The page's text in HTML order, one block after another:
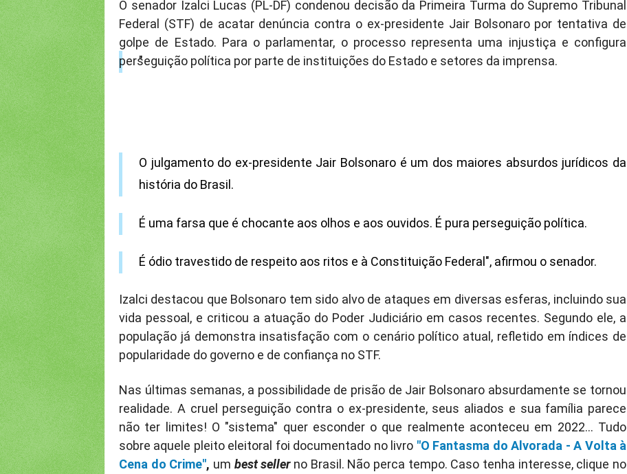
O senador Izalci Lucas (PL-DF) condenou decisão da Primeira Turma do Supremo Tribunal
Federal (STF) de acatar denúncia contra o ex-presidente Jair Bolsonaro por tentativa de
golpe de Estado. Para o parlamentar, o processo representa uma injustiça e configura
perseguição política por parte de instituições do Estado e setores da imprensa.
"
O julgamento do ex-presidente Jair Bolsonaro é um dos maiores absurdos jurídicos da
história do Brasil.
É uma farsa que é chocante aos olhos e aos ouvidos. É pura perseguição política.
É ódio travestido de respeito aos ritos e à Constituição Federal", afirmou o senador.
Izalci destacou que Bolsonaro tem sido alvo de ataques em diversas esferas, incluindo sua
vida pessoal, e criticou a atuação do Poder Judiciário em casos recentes. Segundo ele, a
população já demonstra insatisfação com o cenário político atual, refletido em índices de
popularidade do governo e de confiança no STF.
Nas últimas semanas, a possibilidade de prisão de Jair Bolsonaro absurdamente se tornou
realidade. A cruel perseguição contra o ex-presidente, seus aliados e sua família parece
não ter limites! O "sistema" quer esconder o que realmente aconteceu em 2022... Tudo
sobre aquele pleito eleitoral foi documentado no livro "O Fantasma do Alvorada - A Volta à
Cena do Crime", um best sellerno Brasil. Não perca tempo. Caso tenha interesse, clique no